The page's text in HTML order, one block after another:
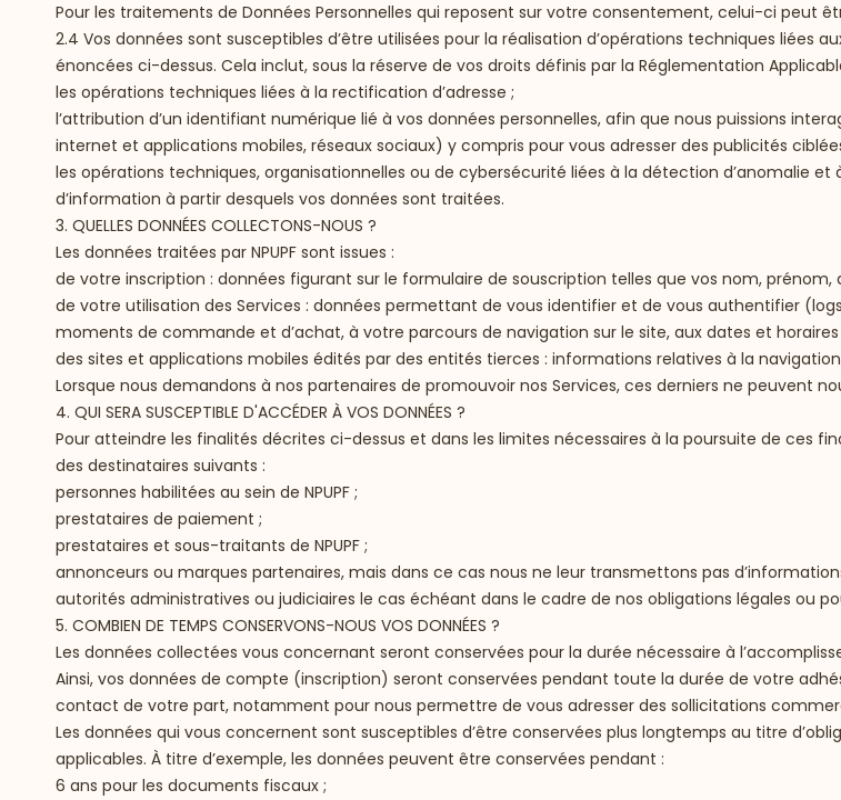
Pour les traitements de Données Personnelles qui reposent sur votre consentement, celui-ci peut
2.4 Vos données sont susceptibles d’être utilisées pour la réalisation d’opérations techniques liées
énoncées ci-dessus. Cela inclut, sous la réserve de vos droits définis par la Réglementation
les opérations techniques liées à la rectification d’adresse ;
l’attribution d’un identifiant numérique lié à vos données personnelles, afin que nous puissions
internet et applications mobiles, réseaux sociaux) y compris pour vous adresser des publicités
les opérations techniques, organisationnelles ou de cybersécurité liées à la détection d’anomalie
d’information à partir desquels vos données sont traitées.
3. QUELLES DONNÉES COLLECTONS-NOUS ?
Les données traitées par NPUPF sont issues :
de votre inscription : données figurant sur le formulaire de souscription telles que vos nom,
de votre utilisation des Services : données permettant de vous identifier et de vous authentifier
moments de commande et d’achat, à votre parcours de navigation sur le site, aux dates et
des sites et applications mobiles édités par des entités tierces : informations relatives à la
Lorsque nous demandons à nos partenaires de promouvoir nos Services, ces derniers ne peuvent
4. QUI SERA SUSCEPTIBLE D'ACCÉDER À VOS DONNÉES ?
Pour atteindre les finalités décrites ci-dessus et dans les limites nécessaires à la poursuite de ces
des destinataires suivants :
personnes habilitées au sein de NPUPF ;
prestataires de paiement ;
prestataires et sous-traitants de NPUPF ;
annonceurs ou marques partenaires, mais dans ce cas nous ne leur transmettons pas
autorités administratives ou judiciaires le cas échéant dans le cadre de nos obligations légales ou
5. COMBIEN DE TEMPS CONSERVONS-NOUS VOS DONNÉES ?
Les données collectées vous concernant seront conservées pour la durée nécessaire à
Ainsi, vos données de compte (inscription) seront conservées pendant toute la durée de votre
contact de votre part, notamment pour nous permettre de vous adresser des sollicitations
Les données qui vous concernent sont susceptibles d’être conservées plus longtemps au titre
applicables. À titre d’exemple, les données peuvent être conservées pendant :
6 ans pour les documents fiscaux ;